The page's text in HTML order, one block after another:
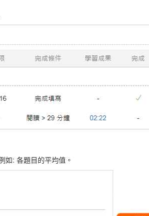
如: 各題目的平均值。